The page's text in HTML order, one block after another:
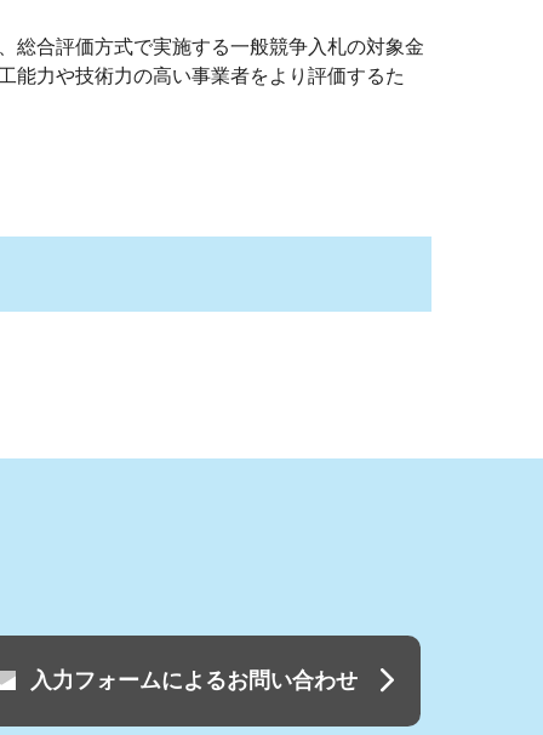
合評価方式で実施する一般競争入札の対象金
能力や技術力の高い事業者をより評価するた
入力フォームによるお問い合わせ